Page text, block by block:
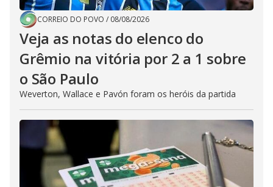
CORREIO DO POVO / 08/08/2026
Veja as notas do elenco do
Grêmio na vitória por 2 a 1 sobre
o São Paulo
Weverton, Wallace e Pavón foram os heróis da partida